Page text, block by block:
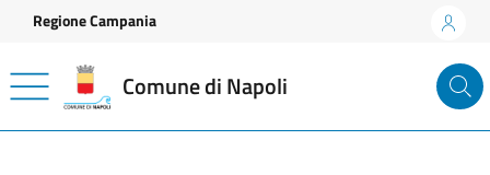
Vai ai contenuti
Vai al footer
Regione Campania
Comune di Napoli